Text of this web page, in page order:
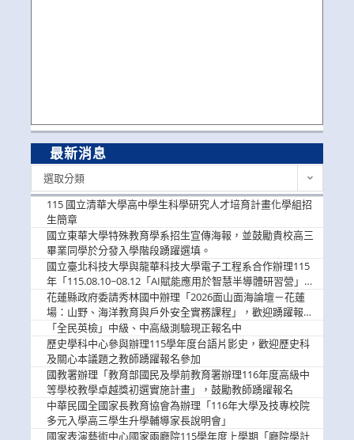
最新消息
選取分類
115 國立清華大學高中學生科學研究人才培育計畫化學組招
生簡章
國立東華大學特殊教育學系招生宣傳海報，並鼓勵貴校高三
畢業同學於分發入學階段踴躍選填。
國立臺北科技大學與龍華科技大學電子工程系合作辦理115
年「115.08.10~08.12「AI賦能應用於智慧半導體研習營」，
歡迎學生踴躍報名參加
花蓮縣政府委請秀林國中辦理「2026面山面海論壇－花蓮
場：山野、海洋教育與戶外安全實務課程」，歡迎踴躍報名
參加
「全民英檢」中級、中高級測驗現正報名中
歷史學科中心參與辦理115學年度台語片影史，歡迎歷史科
及關心本議題之教師踴躍報名參加
國教署辦理「教育部國民及學前教育署辦理116年度高級中
等學校教學卓越獎初選實施計畫」，鼓勵教師踴躍報名
中華民國全國家長教育協會為辦理「116年大學及技專校院
多元入學高三學生升學輔導家長說明會」
國家表演藝術中心國家兩廳院115學年度上學期「廳院學計